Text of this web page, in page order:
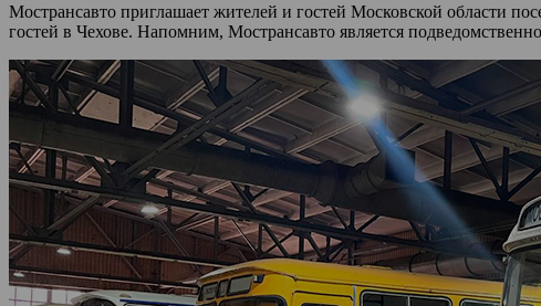
Мострансавто приглашает жителей и гостей Московской области
гостей в Чехове. Напомним, Мострансавто является